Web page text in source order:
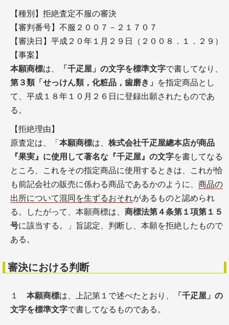
【種別】拒絶査定不服の審決
【審判番号】不服２００７－２１７０７
【審決日】平成２０年１月２９日（２００８．１．２９）
【事案】
本願商標は、 「千疋屋」の文字を標準文字で書してなり、
第３類「せっけん類，化粧品，歯磨き」
を指定商品とし
て、平成１８年１０月２６日に登録出願されたものであ
る。
【拒絶理由】
原査定は、「 本願商標は、 株式会社千疋屋總本店が商品
『果実』に使用して著名な『千疋屋』の文字を書してなる
ところ、これをその指定商品に使用するときは、これが恰
も前記会社の販売に係わる商品であるかのように、 商品の
出所について混同を生ずるおそれがあるものと認められ
る。したがって、本願商標は、 商標法第４条第１項第１５
号に該当する。」旨認定、判断し、本願を拒絶したもので
ある。
審決における判断
１ 本願商標は、上記第１で述べたとおり、
「千疋屋」の
文字を標準文字で書してなるものである。